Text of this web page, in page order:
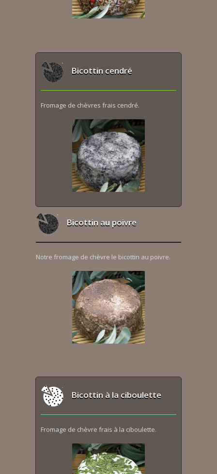
Bicottin cendré
Fromage de chèvres frais cendré.
Bicottin au poivre
Notre fromage de chèvre le bicottin au poivre.
Bicottin à la ciboulette
Fromage de chèvre frais à la ciboulette.